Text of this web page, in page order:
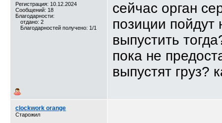
Регистрация: 10.12.2024
Сообщений: 18
Благодарности:
отдано: 2
Благодарностей получено: 1/1
сейчас орган
позиции
выпустить
пока не
выпустят груз?
clockwork orange
Старожил